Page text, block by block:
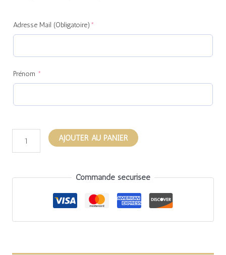
Adresse Mail (Obligatoire) *
Prénom *
(required)
AJOUTER AU PANIER
Commande sécurisée